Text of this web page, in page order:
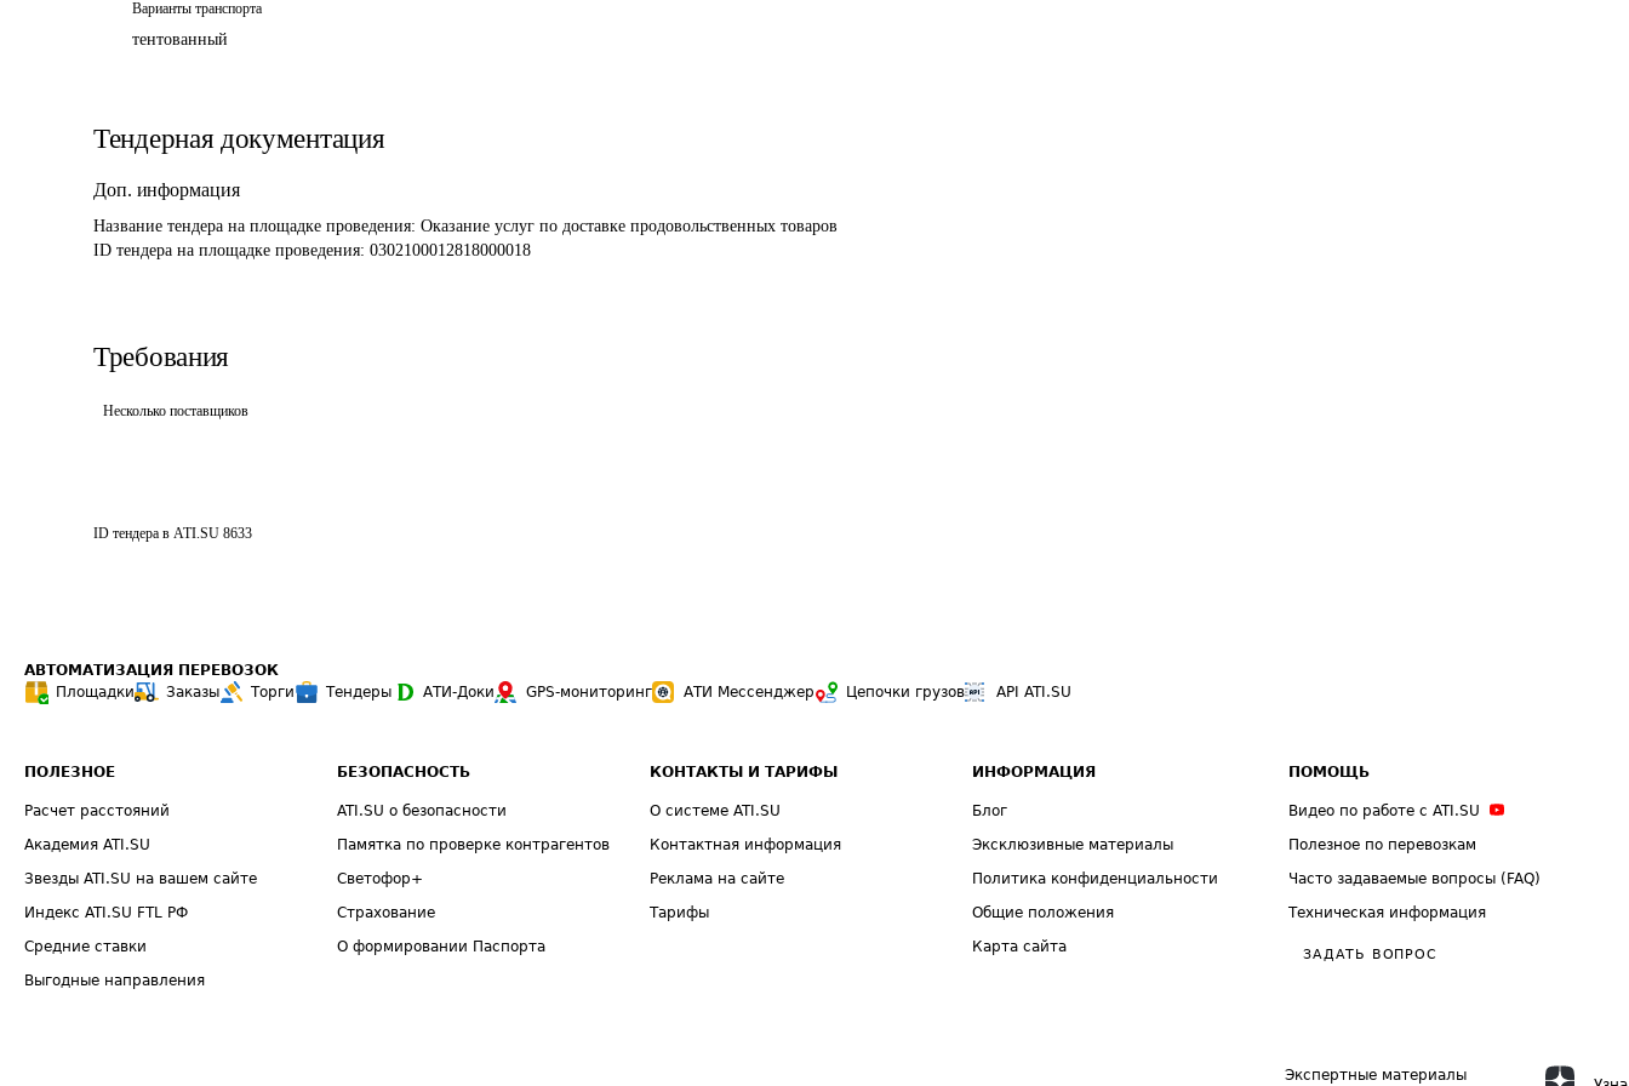
Варианты транспорта
тентованный
Тендерная документация
Доп. информация
Название тендера на площадке проведения: Оказание услуг по доставке продовольственных товаров
ID тендера на площадке проведения: 0302100012818000018
Требования
Несколько поставщиков
ID тендера в ATI.SU 8633
АВТОМАТИЗАЦИЯ ПЕРЕВОЗОК
Площадки
Заказы Торги Тендеры АТИ-Доки GPS-мониторинг АТИ Мессенджер Цепочки грузов API ATI.SU
ПОЛЕЗНОЕ
Расчет расстояний
Академия ATI.SU
Звезды ATI.SU на вашем сайте
Индекс ATI.SU FTL РФ
Средние ставки
Выгодные направления
БЕЗОПАСНОСТЬ
ATI.SU о безопасности
Памятка по проверке контрагентов
Светофор+
Страхование
О формировании Паспорта
КОНТАКТЫ И ТАРИФЫ
О системе ATI.SU
Контактная информация
Реклама на сайте
Тарифы
ИНФОРМАЦИЯ
Блог
Эксклюзивные материалы
Политика конфиденциальности
Общие положения
Карта сайта
ПОМОЩЬ
Видео по работе с ATI.SU
Полезное по перевозкам
Часто задаваемые вопросы (FAQ)
Техническая информация
ЗАДАТЬ ВОПРОС
Экспертные материалы